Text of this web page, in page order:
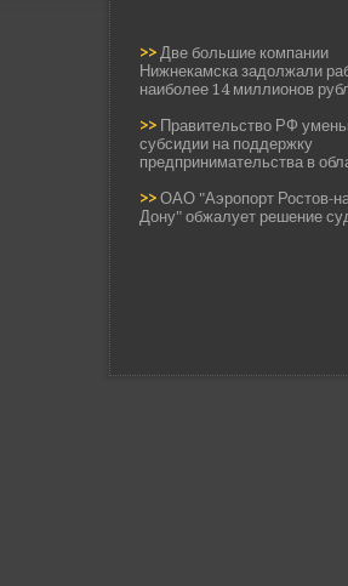
>> Две большие компании
Нижнекамска задолжали
наиболее 14 миллионов
>> Правительство РФ
субсидии на поддержку
предпринимательства в
>> ОАО "Аэропорт Ростов-
Дону" обжалует решение